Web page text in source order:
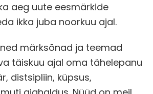
aeg uute eesmärkide
ikka juba noorkuu ajal.
märksõnad ja teemad
täiskuu ajal oma tähelepanu
distsipliin, küpsus,